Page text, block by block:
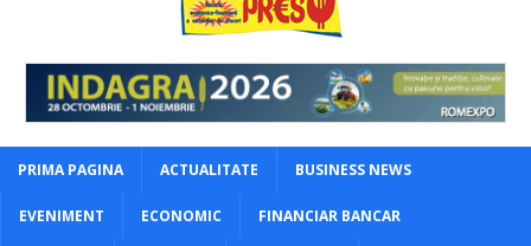
PRIMA PAGINA ACTUALITATE BUSINESS NEWS
EVENIMENT ECONOMIC FINANCIAR BANCAR